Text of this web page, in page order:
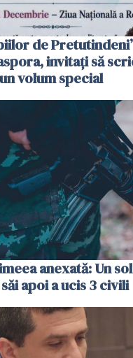
de
invitați să
volum special
anexată: Un
apoi a ucis 3 civili